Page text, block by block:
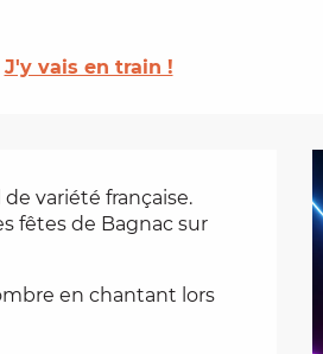
J'y vais en train !
variété française.
fêtes de Bagnac sur
en chantant lors